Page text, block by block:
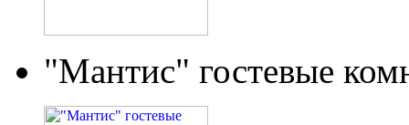
"Мантис" гостевые